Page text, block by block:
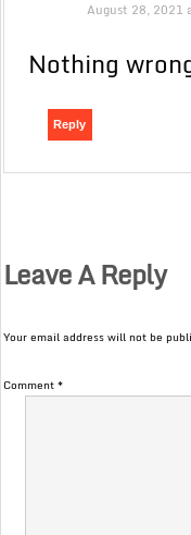
August 28, 2021
Nothing
Reply
Leave A Reply
Your email address will not be
Comment*